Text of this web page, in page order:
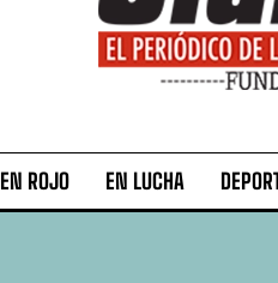
EN ROJO EN LUCHA